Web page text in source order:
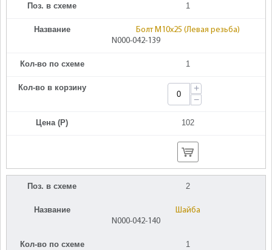
Поз. в схеме 1
Название
Болт M10х25 (Левая резьба)
N000-042-139
Кол-во по схеме 1
Кол-во в корзину
+
−
Цена (Р) 102
Поз. в схеме 2
Название
Шайба
N000-042-140
Кол-во по схеме 1